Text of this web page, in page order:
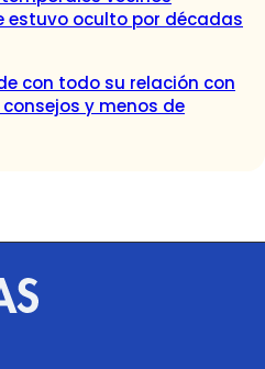
estuvo oculto por décadas
con todo su relación con
y menos de